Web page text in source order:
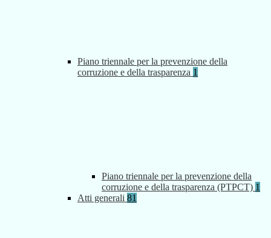
Piano triennale per la prevenzione della
corruzione e della trasparenza 1
Piano triennale per la prevenzione della
corruzione e della trasparenza (PTPCT) 1
Atti generali 81